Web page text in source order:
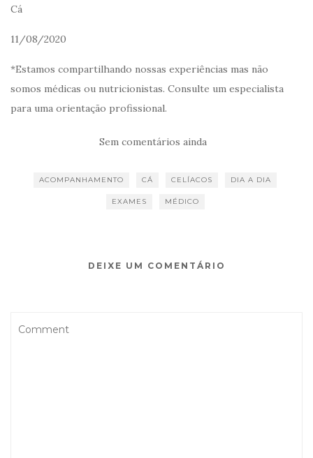
Cá
11/08/2020
*Estamos compartilhando nossas experiências mas não
somos médicas ou nutricionistas. Consulte um especialista
para uma orientação profissional.
Sem comentários ainda
ACOMPANHAMENTO CÁ CELÍACOS DIA A DIA
EXAMES MÉDICO
DEIXE UM COMENTÁRIO